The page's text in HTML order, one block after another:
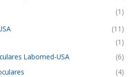
(1)
(11)
(1)
Labomed-USA
(6)
(4)